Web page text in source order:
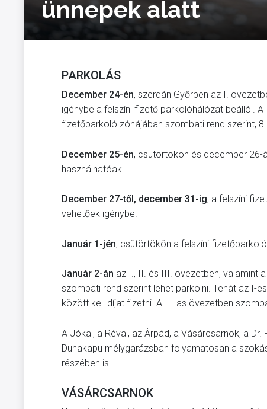
ünnepek alatt
PARKOLÁS
December 24-én, szerdán Győrben az I.
igénybe a felszíni fizető parkolóhálózat beállói.
fizetőparkoló zónájában szombati rend szerint,
December 25-én, csütörtökön és december 26-
használhatóak.
December 27-től, december 31-ig, a felszíni
vehetőek igénybe.
Január 1-jén, csütörtökön a felszíni
Január 2-án az I., II. és III. övezetben, valamint
szombati rend szerint lehet parkolni. Tehát az I-
között kell díjat fizetni. A III-as övezetben
A Jókai, a Révai, az Árpád, a Vásárcsarnok, a
Dunakapu mélygarázsban folyamatosan a
részében is.
VÁSÁRCSARNOK